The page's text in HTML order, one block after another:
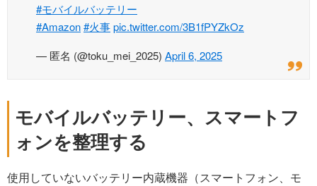
#モバイルバッテリー
#Amazon#火事pic.twitter.com/3B1fPYZkOz
— 匿名 (@toku_mei_2025) April 6, 2025
モバイルバッテリー、スマートフ
ォンを整理する
使用していないバッテリー内蔵機器（スマートフォン、モ